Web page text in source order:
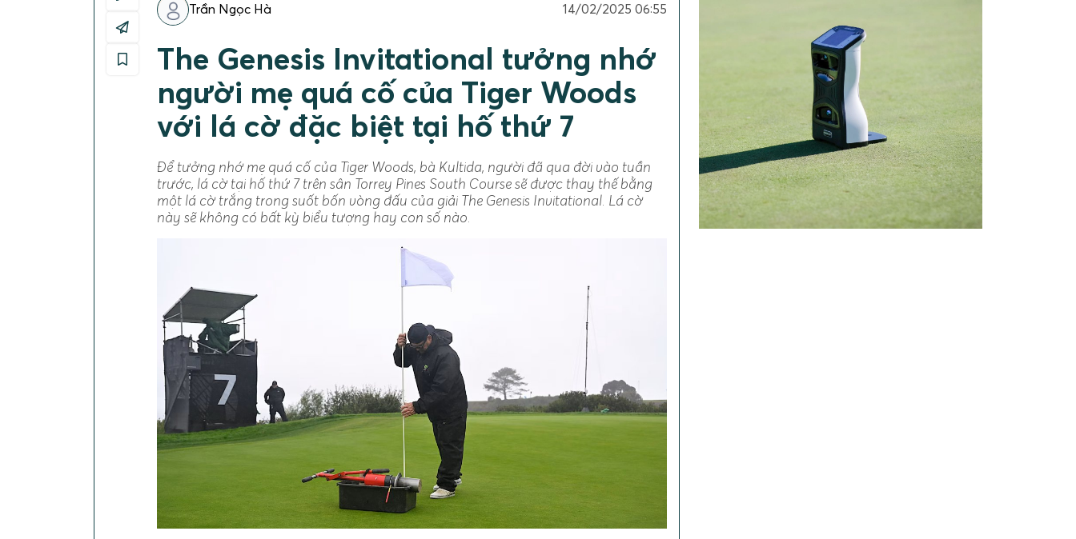
Trần Ngọc Hà 14/02/2025 06:55
The Genesis Invitational tưởng nhớ
người mẹ quá cố của Tiger Woods
với lá cờ đặc biệt tại hố thứ 7
Để tưởng nhớ mẹ quá cố của Tiger Woods, bà Kultida, người đã qua đời vào tuần
trước, lá cờ tại hố thứ 7 trên sân Torrey Pines South Course sẽ được thay thế bằng
một lá cờ trắng trong suốt bốn vòng đấu của giải The Genesis Invitational. Lá cờ
này sẽ không có bất kỳ biểu tượng hay con số nào.